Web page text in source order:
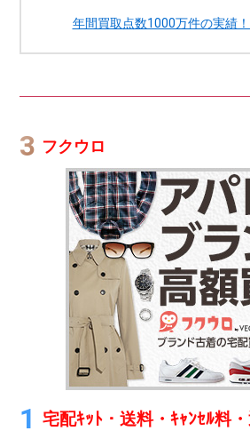
年間買取点数1000万件の実績
フクウロ
宅配ｷｯﾄ・送料・ｷｬﾝｾﾙ料